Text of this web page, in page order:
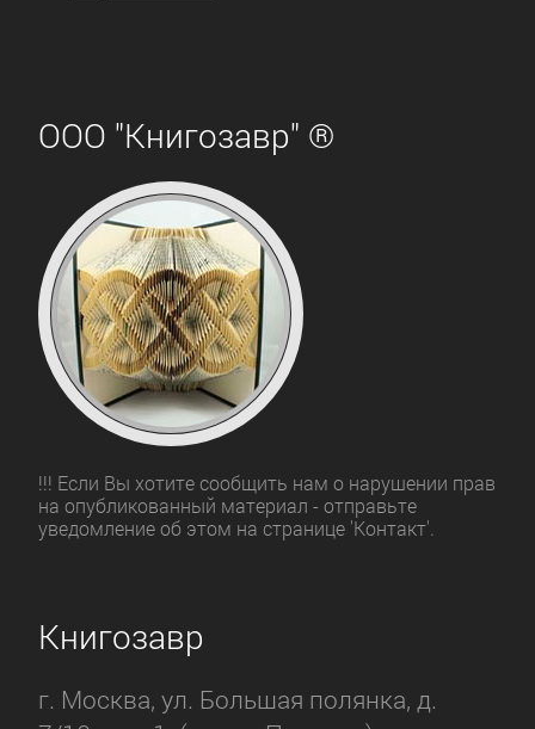
ООО "Книгозавр" ®
!!! Если Вы хотите сообщить нам о нарушении прав
на опубликованный материал - отправьте
уведомление об этом на странице 'Контакт'.
Книгозавр
г. Москва, ул. Большая полянка, д.